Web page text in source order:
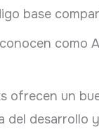
base
como
ofrecen un
del desarrollo